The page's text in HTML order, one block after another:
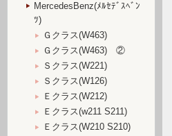
MercedesBenz(ﾒﾙｾﾃﾞｽﾍﾞﾝ
ﾂ)
Ｇクラス(W463)
Ｇクラス(W463) ②
Ｓクラス(W221)
Ｓクラス(W126)
Ｅクラス(W212)
Ｅクラス(w211 S211)
Ｅクラス(W210 S210)